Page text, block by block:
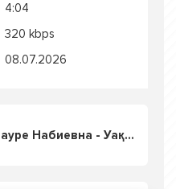
4:04
320 kbps
08.07.2026
Слушать Г-жа Зауре Набиевна - Уақытша әлем